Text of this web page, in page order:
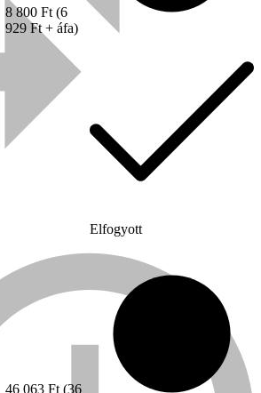
8 800 Ft (6
929 Ft + áfa)
46 063 Ft (36
Elfogyott